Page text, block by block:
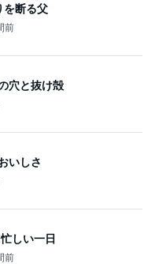
を断る父
前
穴と抜け殻
いしさ
しい一日
前